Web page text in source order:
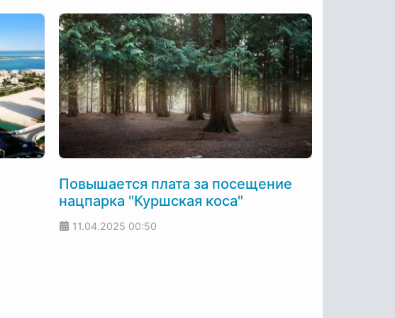
Повышается плата за посещение
нацпарка "Куршская коса"
11.04.2025 00:50